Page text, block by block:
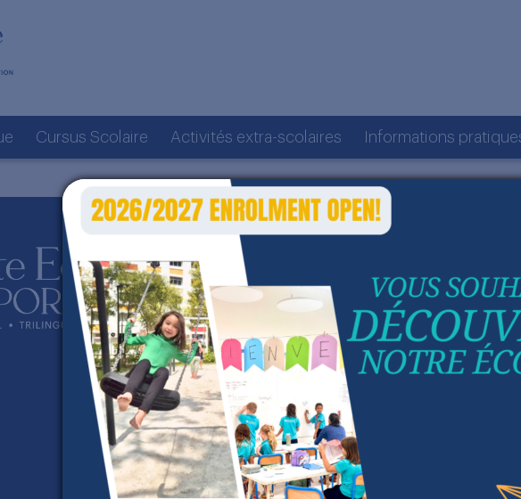
Cursus Scolaire Activités extra-scolaires Informations
Contactez-nous
contact@lpesingapore.com
La Petite Ecole
Restez